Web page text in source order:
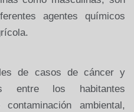
agentes
químicos
de casos de cáncer y
entre los habitantes
ambiental,